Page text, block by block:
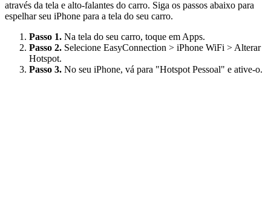
através da tela e alto-falantes do carro. Siga os passos abaixo para
espelhar seu iPhone para a tela do seu carro.
Passo 1. Na tela do seu carro, toque em Apps.
Passo 2. Selecione EasyConnection > iPhone WiFi > Alterar
Hotspot.
Passo 3. No seu iPhone, vá para "Hotspot Pessoal" e ative-o.